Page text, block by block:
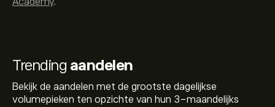
Trending aandelen
Bekijk de aandelen met de grootste dagelijkse
volumepieken ten opzichte van hun 3-maandelijks